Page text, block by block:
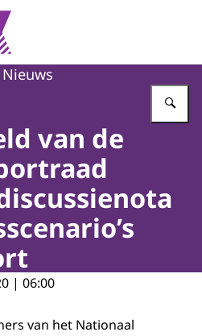
Sportraad
Nieuws
van de
| 06:00
van het Nationaal